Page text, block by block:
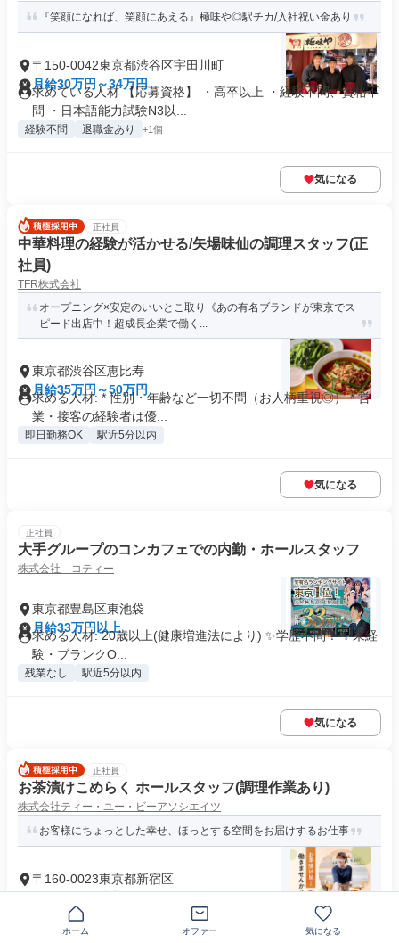
『笑顔になれば、笑顔にあえる』極味や◎駅チカ/入社祝い金あり
〒150-0042東京都渋谷区宇田川町
月給30万円～34万円
求めている人材 【応募資格】 ・高卒以上 ・経験不問、資格不
問 ・日本語能力試験N3以...
経験不問 退職金あり +1個
気になる
正社員
中華料理の経験が活かせる/矢場味仙の調理スタッフ(正
社員)
TFR株式会社
オープニング×安定のいいとこ取り《あの有名ブランドが東京でス
ピード出店中！超成長企業で働く...
東京都渋谷区恵比寿
月給35万円～50万円
求める人材: * 性別・年齢など一切不問（お人柄重視◎） * 営
業・接客の経験者は優...
即日勤務OK 駅近5分以内
気になる
正社員
大手グループのコンカフェでの内勤・ホールスタッフ
株式会社 コティー
東京都豊島区東池袋
月給33万円以上
求める人材: 20歳以上(健康増進法により) ✨学歴不問！ ✨未経
験・ブランクO...
残業なし 駅近5分以内
気になる
正社員
お茶漬けこめらく ホールスタッフ(調理作業あり)
株式会社ティー・ユー・ビーアソシエイツ
お客様にちょっとした幸せ、ほっとする空間をお届けするお仕事
〒160-0023東京都新宿区
求めている人材 【対象年齢：44歳未満の方】 長期勤続による
キャリア形成を目的としてい...
ホーム オファー 気になる